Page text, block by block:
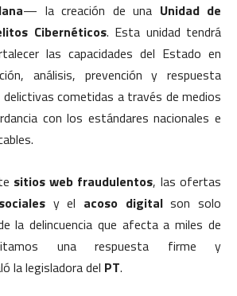
— la creación de una Unidad de
Cibernéticos. Esta unidad tendrá
las capacidades del Estado en
análisis, prevención y respuesta
cometidas a través de medios
con los estándares nacionales e
sitios web fraudulentos, las ofertas
y el acoso digitalson solo
la delincuencia que afecta a miles de
una respuesta firme y
la legisladora del PT.